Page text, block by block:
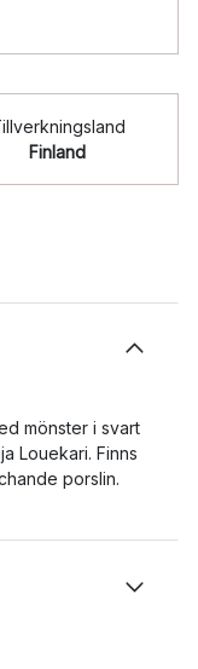
Finland
mönster i svart
Louekari. Finns
porslin.